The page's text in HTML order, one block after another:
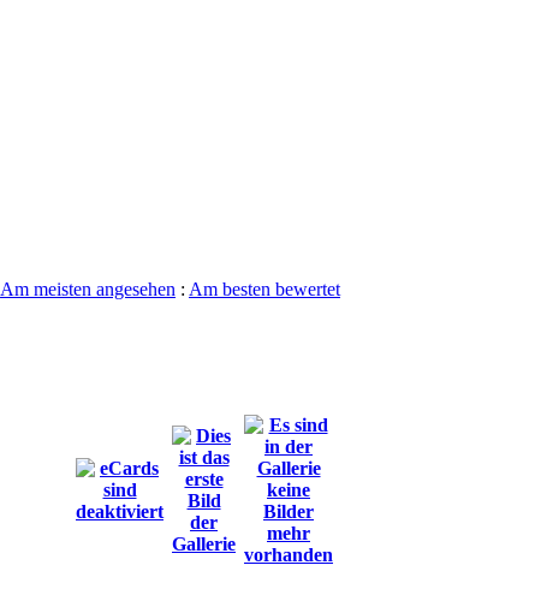
Am meisten angesehen : Am besten bewertet